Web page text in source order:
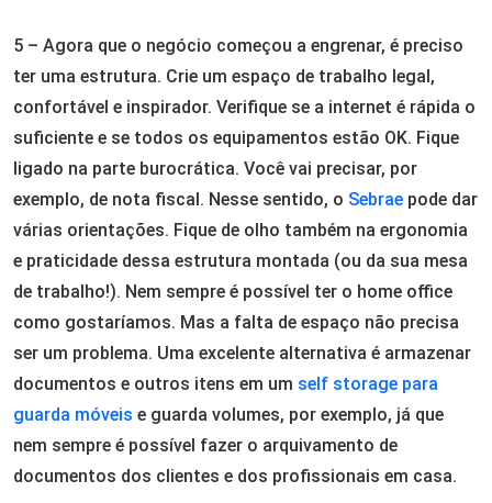
5 – Agora que o negócio começou a engrenar, é preciso
ter uma estrutura. Crie um espaço de trabalho legal,
confortável e inspirador. Verifique se a internet é rápida o
suficiente e se todos os equipamentos estão OK. Fique
ligado na parte burocrática. Você vai precisar, por
exemplo, de nota fiscal. Nesse sentido, o Sebrae pode dar
várias orientações. Fique de olho também na ergonomia
e praticidade dessa estrutura montada (ou da sua mesa
de trabalho!). Nem sempre é possível ter o home office
como gostaríamos. Mas a falta de espaço não precisa
ser um problema. Uma excelente alternativa é armazenar
documentos e outros itens em um self storage para
guarda móveis e guarda volumes, por exemplo, já que
nem sempre é possível fazer o arquivamento de
documentos dos clientes e dos profissionais em casa.